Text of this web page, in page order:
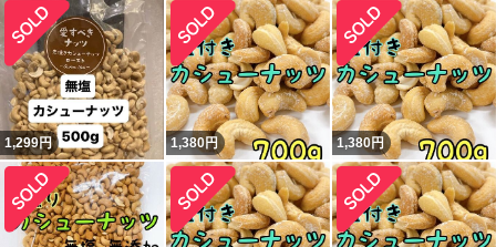
1,299円 1,380円 1,380円